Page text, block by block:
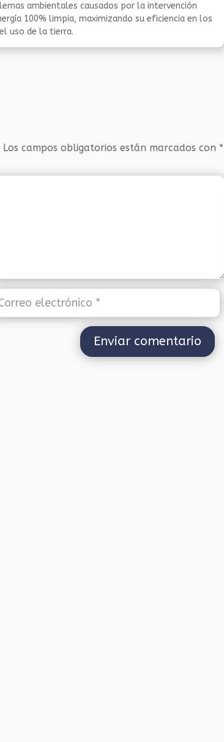
ambientales causados por la intervención
100% limpia, maximizando su eficiencia en los
uso de la tierra.
Los campos obligatorios están marcados con *